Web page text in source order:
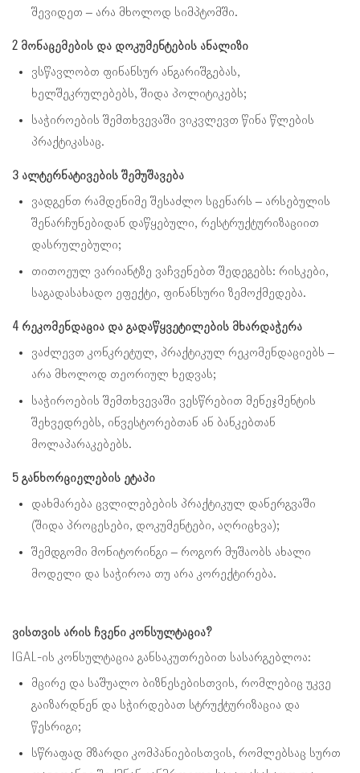
შევიდეთ – არა მხოლოდ სიმპტომში.
2 მონაცემების და დოკუმენტების ანალიზი
ვსწავლობთ ფინანსურ ანგარიშგებას,
ხელშეკრულებებს, შიდა პოლიტიკებს;
საჭიროების შემთხვევაში ვიკვლევთ წინა წლების
პრაქტიკასაც.
3 ალტერნატივების შემუშავება
ვადგენთ რამდენიმე შესაძლო სცენარს – არსებულის
შენარჩუნებიდან დაწყებული, რესტრუქტურიზაციით
დასრულებული;
თითოეულ ვარიანტზე ვაჩვენებთ შედეგებს: რისკები,
საგადასახადო ეფექტი, ფინანსური ზემოქმედება.
4 რეკომენდაცია და გადაწყვეტილების მხარდაჭერა
ვაძლევთ კონკრეტულ, პრაქტიკულ რეკომენდაციებს –
არა მხოლოდ თეორიულ ხედვას;
საჭიროების შემთხვევაში ვესწრებით მენეჯმენტის
შეხვედრებს, ინვესტორებთან ან ბანკებთან
მოლაპარაკებებს.
5 განხორციელების ეტაპი
დახმარება ცვლილებების პრაქტიკულ დანერგვაში
(შიდა პროცესები, დოკუმენტები, აღრიცხვა);
შემდგომი მონიტორინგი – როგორ მუშაობს ახალი
მოდელი და საჭიროა თუ არა კორექტირება.
ვისთვის არის ჩვენი კონსულტაცია?
IGAL-ის კონსულტაცია განსაკუთრებით სასარგებლოა:
მცირე და საშუალო ბიზნესებისთვის, რომლებიც უკვე
გაიზარდნენ და სჭირდებათ სტრუქტურიზაცია და
წესრიგი;
სწრაფად მზარდი კომპანიებისთვის, რომლებსაც სურთ